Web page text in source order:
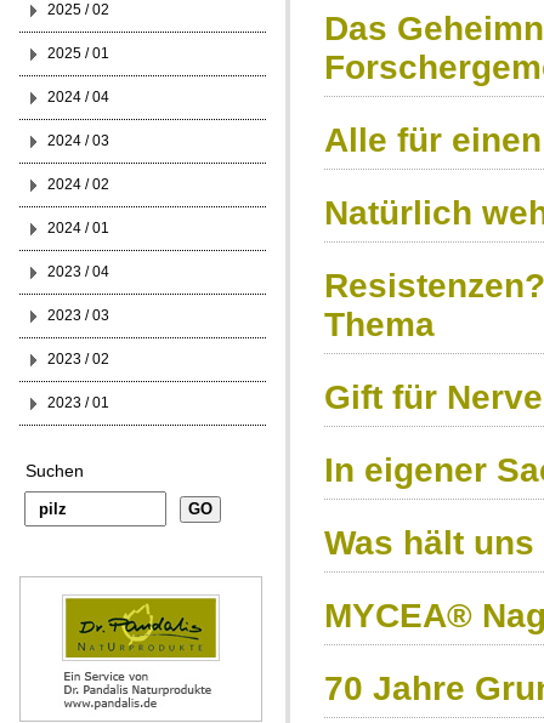
Das
Alle für einen
Natürlich
Thema
Gift für
In eigener
Was hält
MYCEA®
70 Jahre
2025 / 02
2025 / 01
2024 / 04
2024 / 03
2024 / 02
2024 / 01
2023 / 04
2023 / 03
2023 / 02
2023 / 01
Suchen